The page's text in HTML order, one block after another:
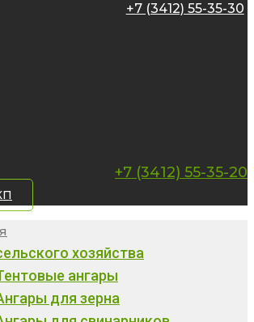
+7 (3412) 55-35-30
+7 (3412) 55-35-20
хозяйства
ангары
для зерна